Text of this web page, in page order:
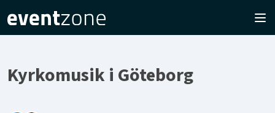
Kyrkomusik i Göteborg